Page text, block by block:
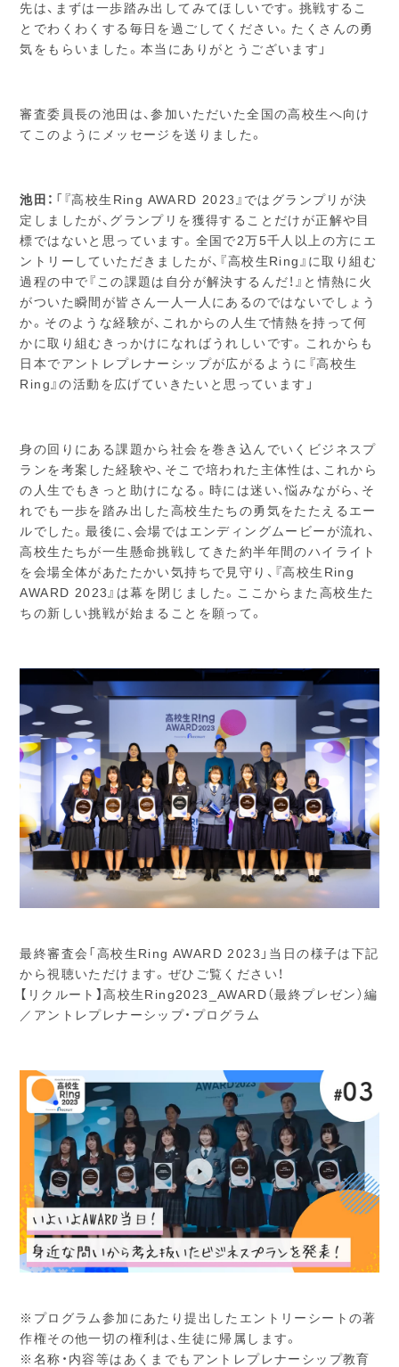
先は、まずは一歩踏み出してみてほしいです。挑戦するこ
とでわくわくする毎日を過ごしてください。たくさんの勇
気をもらいました。本当にありがとうございます」
審査委員長の池田は、参加いただいた全国の高校生へ向け
てこのようにメッセージを送りました。
池田： 「『高校生Ring AWARD 2023』ではグランプリが決
定しましたが、グランプリを獲得することだけが正解や目
標ではないと思っています。全国で2万5千人以上の方にエ
ントリーしていただきましたが、『高校生Ring』に取り組む
過程の中で『この課題は自分が解決するんだ！』と情熱に火
がついた瞬間が皆さん一人一人にあるのではないでしょう
か。そのような経験が、これからの人生で情熱を持って何
かに取り組むきっかけになればうれしいです。これからも
日本でアントレプレナーシップが広がるように『高校生
Ring』の活動を広げていきたいと思っています」
身の回りにある課題から社会を巻き込んでいくビジネスプ
ランを考案した経験や、そこで培われた主体性は、これから
の人生でもきっと助けになる。時には迷い、悩みながら、そ
れでも一歩を踏み出した高校生たちの勇気をたたえるエー
ルでした。最後に、会場ではエンディングムービーが流れ、
高校生たちが一生懸命挑戦してきた約半年間のハイライト
を会場全体があたたかい気持ちで見守り、『高校生Ring
AWARD 2023』は幕を閉じました。ここからまた高校生た
ちの新しい挑戦が始まることを願って。
最終審査会「高校生Ring AWARD 2023」当日の様子は下記
から視聴いただけます。ぜひご覧ください！
【リクルート】高校生Ring2023_AWARD（最終プレゼン）編
／アントレプレナーシップ・プログラム
※プログラム参加にあたり提出したエントリーシートの著
作権その他一切の権利は、生徒に帰属します。
※名称・内容等はあくまでもアントレプレナーシップ教育